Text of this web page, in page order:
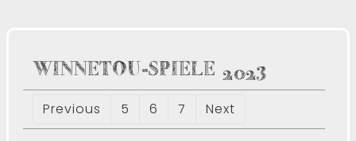
WINNETOU-SPIELE 2023
Previous 5 6 7 Next